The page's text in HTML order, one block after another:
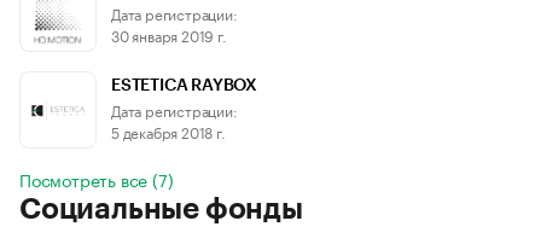
Дата регистрации:
30 января 2019 г.
ESTETICA RAYBOX
Дата регистрации:
5 декабря 2018 г.
Посмотреть все (7)
Социальные фонды